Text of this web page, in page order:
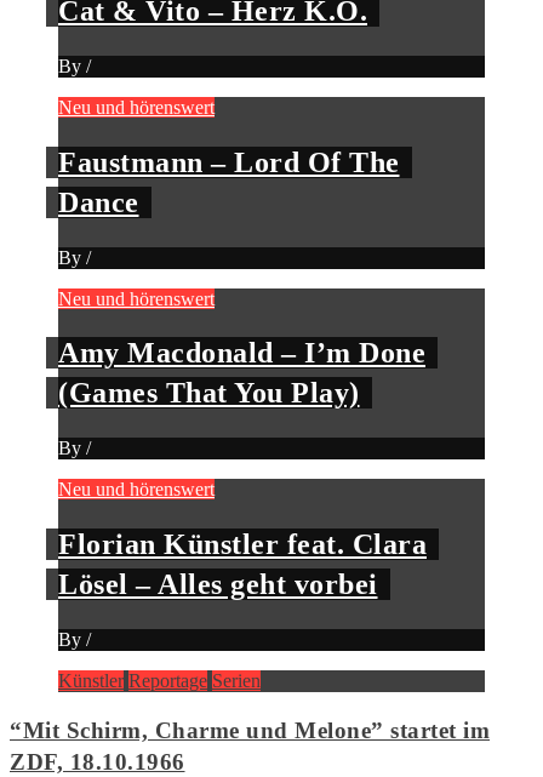
Cat & Vito – Herz K.O.
By /
Neu und hörenswert
Faustmann – Lord Of The
Dance
By /
Neu und hörenswert
Amy Macdonald – I’m Done
(Games That You Play)
By /
Neu und hörenswert
Florian Künstler feat. Clara
Lösel – Alles geht vorbei
By /
Künstler Reportage Serien
“Mit Schirm, Charme und Melone” startet im
ZDF, 18.10.1966